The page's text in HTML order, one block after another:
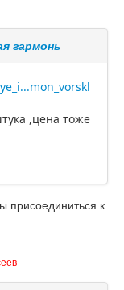
гармонь
,цена тоже
присоединиться к